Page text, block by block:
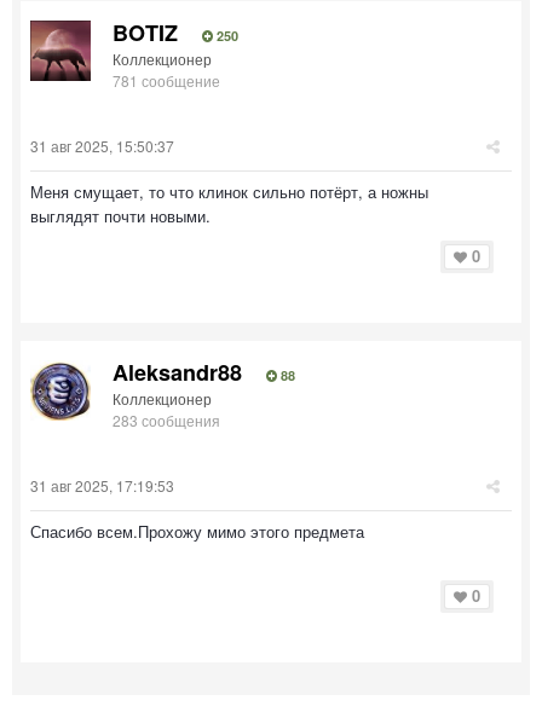
BOTIZ 250
Коллекционер
781 сообщение
31 авг 2025, 15:50:37
Меня смущает, то что клинок сильно потёрт, а ножны
выглядят почти новыми.
0
Aleksandr88 88
Коллекционер
283 сообщения
31 авг 2025, 17:19:53
Спасибо всем.Прохожу мимо этого предмета
0